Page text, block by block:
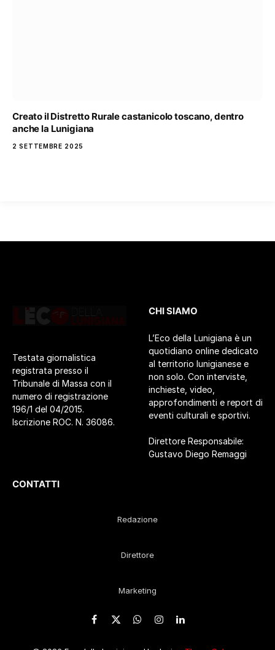
Creato il Distretto Rurale castanicolo toscano, dentro
anche la Lunigiana
2 SETTEMBRE 2025
Testata giornalistica
registrata presso il
Tribunale di Massa con il
numero di registrazione
196/1 del 04/2015.
Iscrizione ROC. N. 36086.
CHI SIAMO
L’Eco della Lunigiana è un
quotidiano online dedicato
al territorio lunigianese e
non solo. Con interviste,
inchieste, video,
approfondimenti e report di
eventi culturali e sportivi.
Direttore Responsabile:
Gustavo Diego Remaggi
CONTATTI
Redazione
Direttore
Marketing
Facebook
X
WhatsApp
Instagram
LinkedIn